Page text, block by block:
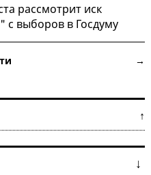
рассмотрит иск
выборов в Госдуму
новости →
↑
↓